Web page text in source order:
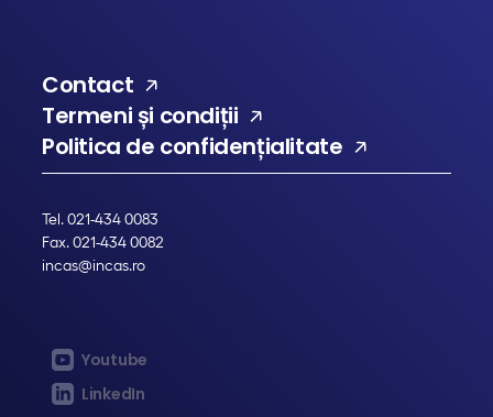
Contact
Termeni și condiții
Politica de confidențialitate
Tel. 021-434 0083
Fax. 021-434 0082
incas@incas.ro
Youtube
LinkedIn